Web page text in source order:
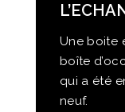
Une boite
boîte
qui a été
neuf.